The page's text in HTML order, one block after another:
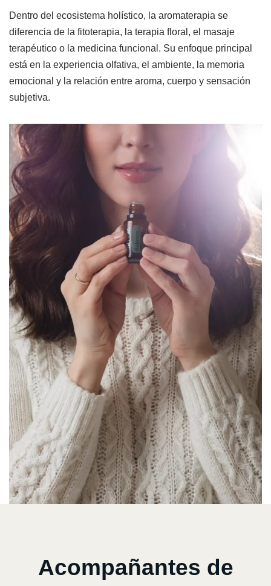
Dentro del ecosistema holístico, la aromaterapia se
diferencia de la fitoterapia, la terapia floral, el masaje
terapéutico o la medicina funcional. Su enfoque principal
está en la experiencia olfativa, el ambiente, la memoria
emocional y la relación entre aroma, cuerpo y sensación
subjetiva.
Acompañantes de